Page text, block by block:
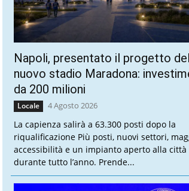
Napoli, presentato il progetto del
nuovo stadio Maradona:
da 200 milioni
Locale 4 Agosto 2026
La capienza salirà a 63.300 posti dopo la
riqualificazione Più posti, nuovi settori,
accessibilità e un impianto aperto alla città
durante tutto l’anno. Prende...